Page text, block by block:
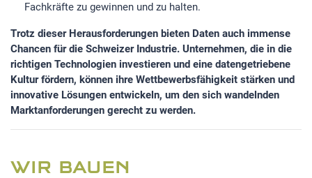
Fachkräfte zu gewinnen und zu halten.
Trotz dieser Herausforderungen bieten Daten auch immense
Chancen für die Schweizer Industrie. Unternehmen, die in die
richtigen Technologien investieren und eine datengetriebene
Kultur fördern, können ihre Wettbewerbsfähigkeit stärken und
innovative Lösungen entwickeln, um den sich wandelnden
Marktanforderungen gerecht zu werden.
WIR BAUEN